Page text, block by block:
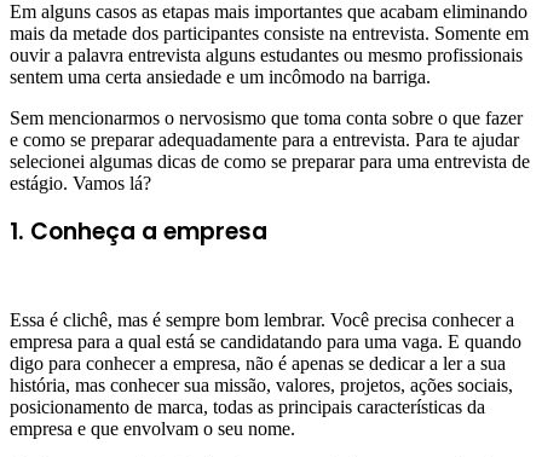
Em alguns casos as etapas mais importantes que acabam eliminando
mais da metade dos participantes consiste na entrevista. Somente em
ouvir a palavra entrevista alguns estudantes ou mesmo profissionais
sentem uma certa ansiedade e um incômodo na barriga.
Sem mencionarmos o nervosismo que toma conta sobre o que fazer
e como se preparar adequadamente para a entrevista. Para te ajudar
selecionei algumas dicas de como se preparar para uma entrevista de
estágio. Vamos lá?
1. Conheça a empresa
Essa é clichê, mas é sempre bom lembrar. Você precisa conhecer a
empresa para a qual está se candidatando para uma vaga. E quando
digo para conhecer a empresa, não é apenas se dedicar a ler a sua
história, mas conhecer sua missão, valores, projetos, ações sociais,
posicionamento de marca, todas as principais características da
empresa e que envolvam o seu nome.